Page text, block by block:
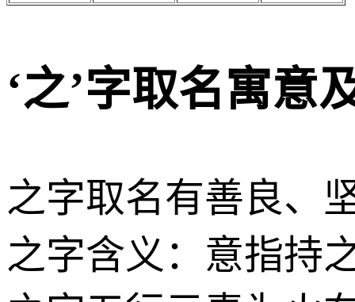
‘之’字取名寓意
之字取名有善良、
之字含义：意指持